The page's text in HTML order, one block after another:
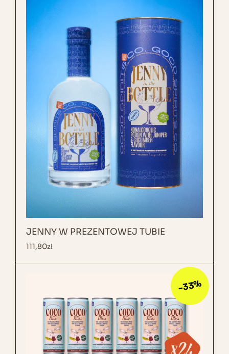
JENNY W PREZENTOWEJ TUBIE
111,80zł
-33%